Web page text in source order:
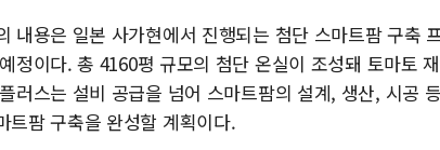
내용은 일본 사가현에서 진행되는 첨단 스마트팜 구축
정이다. 총 4160평 규모의 첨단 온실이 조성돼 토마토
러스는 설비 공급을 넘어 스마트팜의 설계, 생산, 시공
트팜 구축을 완성할 계획이다.